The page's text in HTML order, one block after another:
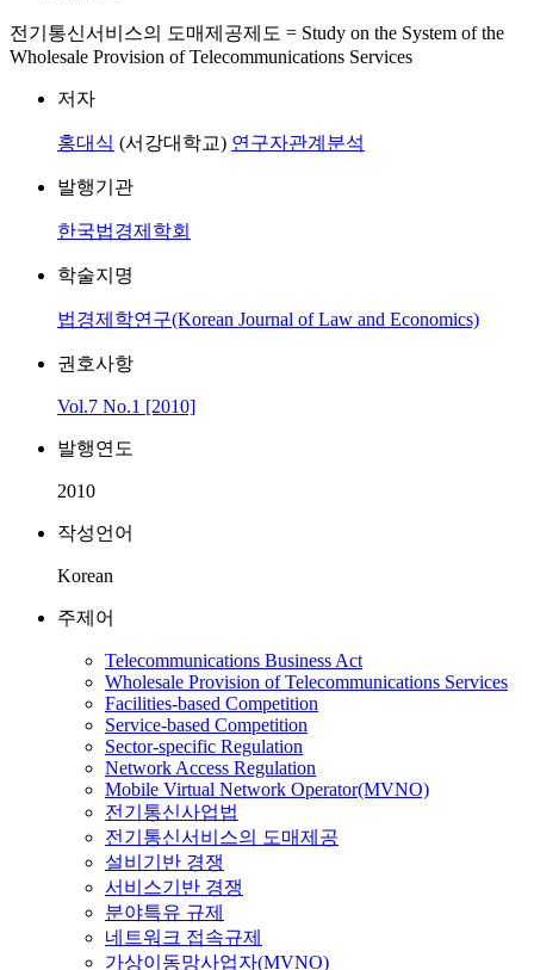
전기통신서비스의 도매제공제도 = Study on the System of the
Wholesale Provision of Telecommunications Services
저자
홍대식 (서강대학교) 연구자관계분석
발행기관
한국법경제학회
학술지명
법경제학연구(Korean Journal of Law and Economics)
권호사항
Vol.7 No.1 [2010]
발행연도
2010
작성언어
Korean
주제어
Telecommunications Business Act
Wholesale Provision of Telecommunications Services
Facilities-based Competition
Service-based Competition
Sector-specific Regulation
Network Access Regulation
Mobile Virtual Network Operator(MVNO)
전기통신사업법
전기통신서비스의 도매제공
설비기반 경쟁
서비스기반 경쟁
분야특유 규제
네트워크 접속규제
가상이동망사업자(MVNO)